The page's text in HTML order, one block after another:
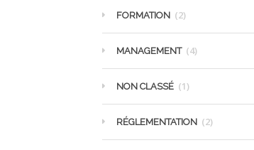
FORMATION (2)
MANAGEMENT (4)
NON CLASSÉ (1)
RÉGLEMENTATION (2)